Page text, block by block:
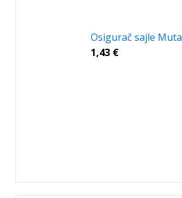
Osigurač sajle Muta
1,43 €